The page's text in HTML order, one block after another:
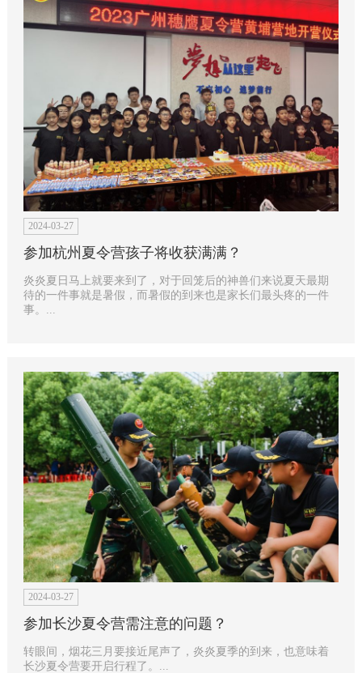
2024-03-27
参加杭州夏令营孩子将收获满满？
炎炎夏日马上就要来到了，对于回笼后的神兽们来说夏天最期
待的一件事就是暑假，而暑假的到来也是家长们最头疼的一件
事。...
2024-03-27
参加长沙夏令营需注意的问题？
转眼间，烟花三月要接近尾声了，炎炎夏季的到来，也意味着
长沙夏令营要开启行程了。...